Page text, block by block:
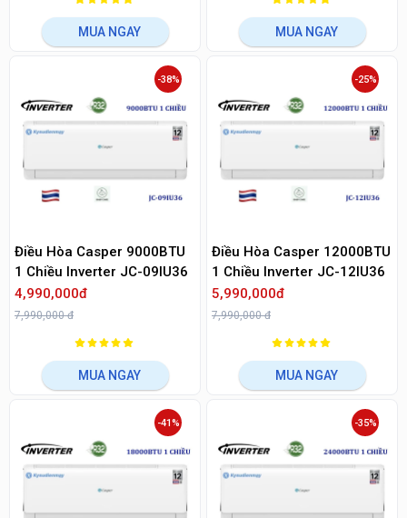
MUA NGAY MUA NGAY
Điều Hòa Casper 9000BTU
1 Chiều Inverter JC-09IU36
4,990,000đ
7,990,000 đ
-38%
MUA NGAY
Điều Hòa Casper 12000BTU
1 Chiều Inverter JC-12IU36
5,990,000đ
7,990,000 đ
-25%
MUA NGAY
-41% -35%